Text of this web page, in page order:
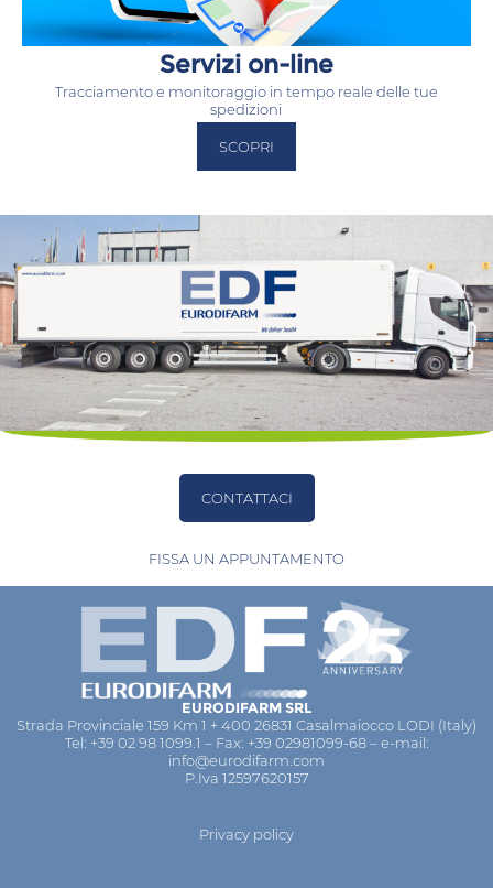
Servizi on-line
Tracciamento e monitoraggio in tempo reale delle tue
spedizioni
SCOPRI
CONTATTACI
FISSA UN APPUNTAMENTO
EURODIFARM SRL
Strada Provinciale 159 Km 1 + 400 26831 Casalmaiocco LODI (Italy)
Tel: +39 02 98 1099.1 – Fax: +39 02981099-68 – e-mail:
info@eurodifarm.com
P.Iva 12597620157
Privacy policy